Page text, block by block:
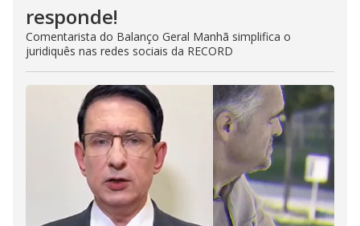
responde!
Comentarista do Balanço Geral Manhã simplifica o
juridiquês nas redes sociais da RECORD